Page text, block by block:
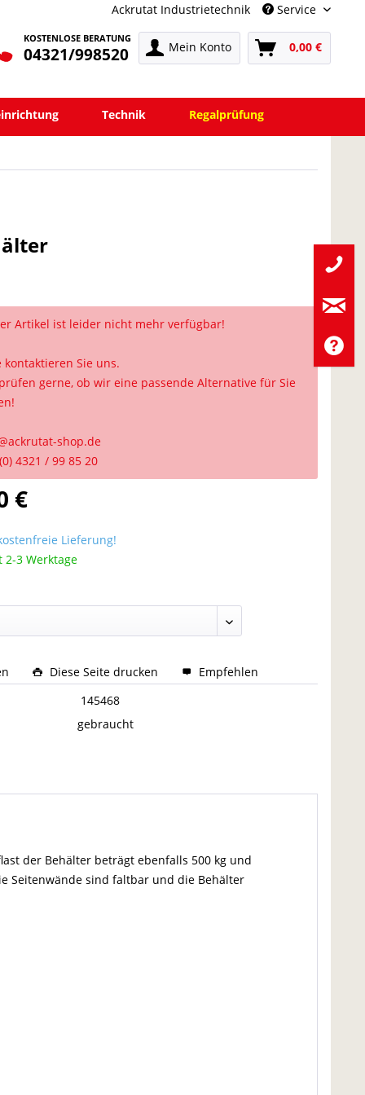
Ackrutat Industrietechnik Service
KOSTENLOSE BERATUNG
04321/998520 Mein Konto 0,00 €
Technik Regalprüfung
Artikel ist leider nicht mehr verfügbar!
kontaktieren Sie uns.
gerne, ob wir eine passende Alternative für Sie
shop.de
4321 / 99 85 20
€
Lieferung!
2-3 Werktage
Diese Seite drucken
Empfehlen
145468
gebraucht
der Behälter beträgt ebenfalls 500 kg und
Seitenwände sind faltbar und die Behälter